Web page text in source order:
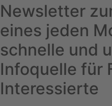
Newsletter
eines jeden
schnelle und
Infoquelle für
Interessierte